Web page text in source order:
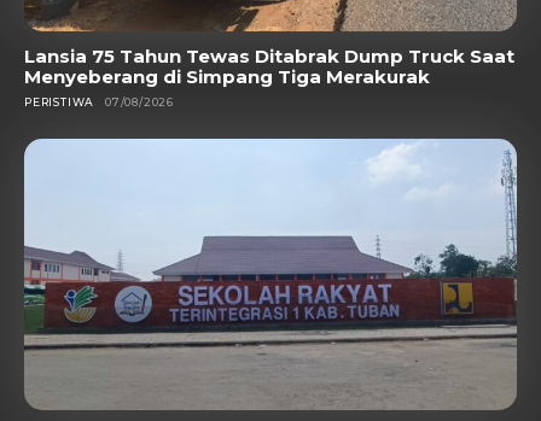
Lansia 75 Tahun Tewas Ditabrak Dump Truck Saat
Menyeberang di Simpang Tiga Merakurak
PERISTIWA 07/08/2026